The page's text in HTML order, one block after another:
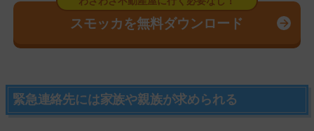
スモッカを無料ダウンロード
緊急連絡先には家族や親族が求められる